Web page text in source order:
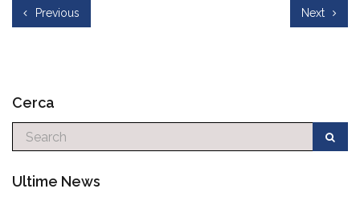
Previous Next
Cerca
Cerca
Ultime News